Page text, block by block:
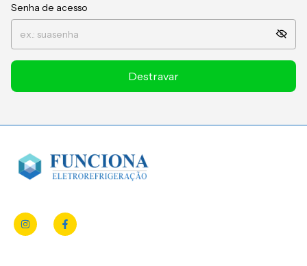
Senha de acesso
Destravar